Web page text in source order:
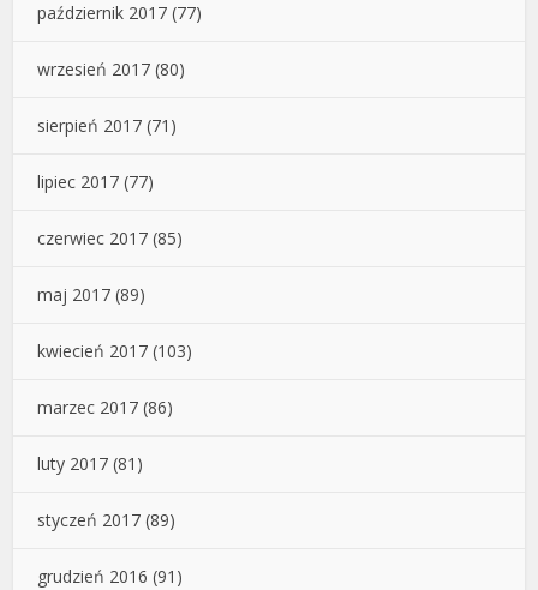
październik 2017 (77)
wrzesień 2017 (80)
sierpień 2017 (71)
lipiec 2017 (77)
czerwiec 2017 (85)
maj 2017 (89)
kwiecień 2017 (103)
marzec 2017 (86)
luty 2017 (81)
styczeń 2017 (89)
grudzień 2016 (91)